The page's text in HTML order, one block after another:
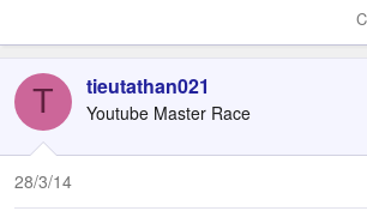
T tieutathan021
Youtube Master Race
28/3/14